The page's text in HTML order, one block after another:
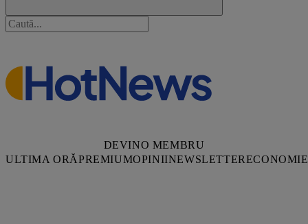
DEVINO MEMBRU
ULTIMA ORĂPREMIUMOPINIINEWSLETTERECONOMIE